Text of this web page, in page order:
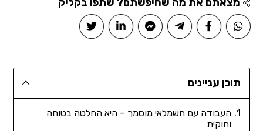
תוכן עניינים
העבודה עם חשמלאי מוסמך – היא החלטה בטוחה
וחוקית